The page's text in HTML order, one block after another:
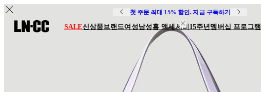
첫 주문 최대 15% 할인. 지금 구독하기
SALE신상품브랜드여성남성홈 액세서리 15주년멤버십 프로그램